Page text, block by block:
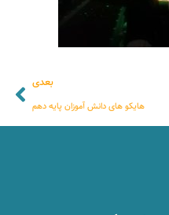
بعدی
هایکو های دانش آموزان پایه دهم